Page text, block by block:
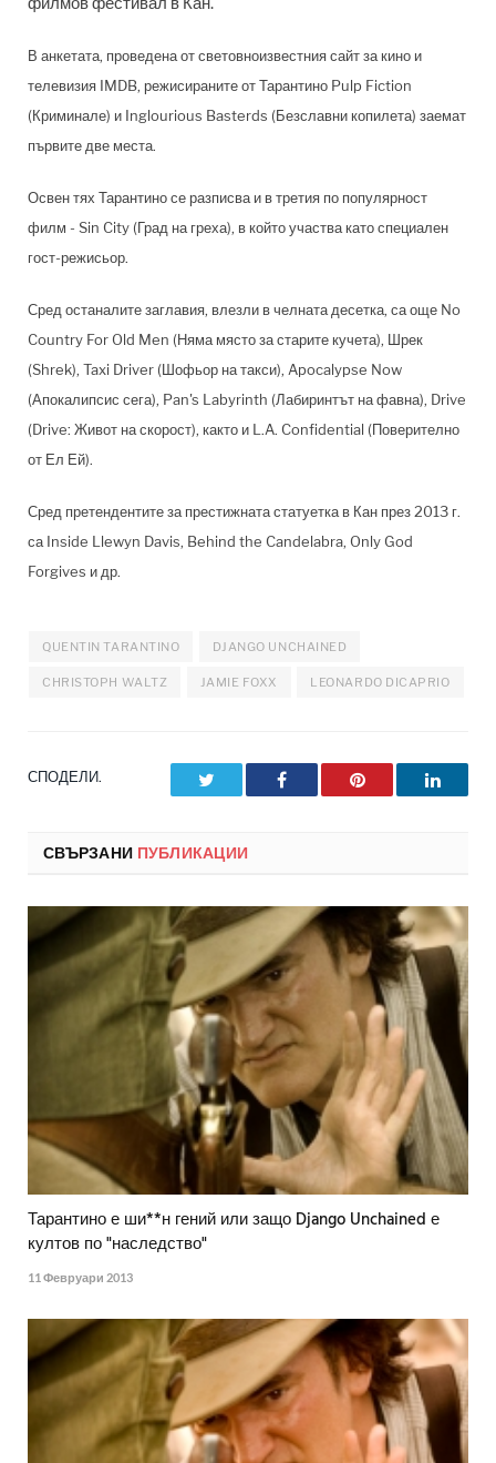
В анкетата, проведена от световноизвестния сайт за кино и
телевизия IMDB, режисираните от Тарантино Pulp Fiction
(Криминале) и Inglourious Basterds (Безславни копилета) заемат
първите две места.
Освен тях Тарантино се разписва и в третия по популярност
филм - Sin City (Град на греха), в който участва като специален
гост-режисьор.
Сред останалите заглавия, влезли в челната десетка, са още No
Country For Old Men (Няма място за старите кучета), Шрек
(Shrek), Taxi Driver (Шофьор на такси), Apocalypse Now
(Апокалипсис сега), Pan's Labyrinth (Лабиринтът на фавна), Drive
(Drive: Живот на скорост), както и L.A. Confidential (Поверително
от Ел Ей).
Сред претендентите за престижната статуетка в Кан през 2013 г.
са Inside Llewyn Davis, Behind the Candelabra, Only God
Forgives и др.
QUENTIN TARANTINO DJANGO UNCHAINED
CHRISTOPH WALTZ JAMIE FOXX LEONARDO DICAPRIO
СПОДЕЛИ. Facebook Pinterest
СВЪРЗАНИ ПУБЛИКАЦИИ
Тарантино е ши**н гений или защо Django Unchained е
култов по "наследство"
11 Февруари 2013